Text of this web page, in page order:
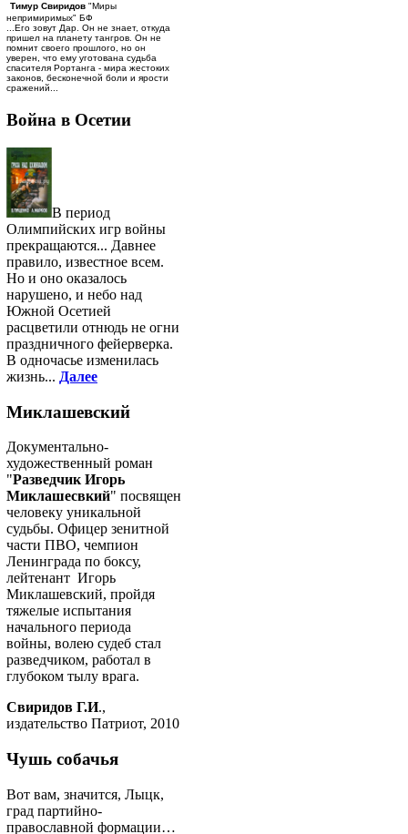
Тимур Свиридов "Миры
непримиримых" БФ
...Его зовут Дар. Он не знает, откуда
пришел на планету тангров. Он не
помнит своего прошлого, но он
уверен, что ему уготована судьба
спасителя Рортанга - мира жестоких
законов, бесконечной боли и ярости
сражений...
Война в Осетии
В период
Олимпийских игр войны
прекращаются... Давнее
правило, известное всем.
Но и оно оказалось
нарушено, и небо над
Южной Осетией
расцветили отнюдь не огни
праздничного фейерверка.
В одночасье изменилась
жизнь... Далее
Миклашевский
Документально-
художественный роман
"Разведчик Игорь
Миклашесвкий" посвящен
человеку уникальной
судьбы. Офицер зенитной
части ПВО, чемпион
Ленинграда по боксу,
лейтенант Игорь
Миклашевский, пройдя
тяжелые испытания
начального периода
войны, волею судеб стал
разведчиком, работал в
глубоком тылу врага.
Свиридов Г.И.,
издательство Патриот, 2010
Чушь собачья
Вот вам, значится, Лыцк,
град партийно-
православной формации…